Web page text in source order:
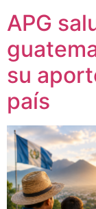
APG
su
país